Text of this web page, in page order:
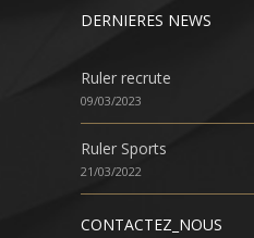
DERNIERES NEWS
Ruler recrute
09/03/2023
Ruler Sports
21/03/2022
CONTACTEZ_NOUS